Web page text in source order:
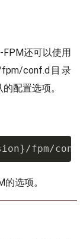
还可以使用
conf.d目录
配置选项。
fpm/
选项。